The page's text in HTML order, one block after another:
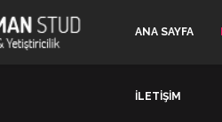
ANA SAYFA
İLETİŞİM